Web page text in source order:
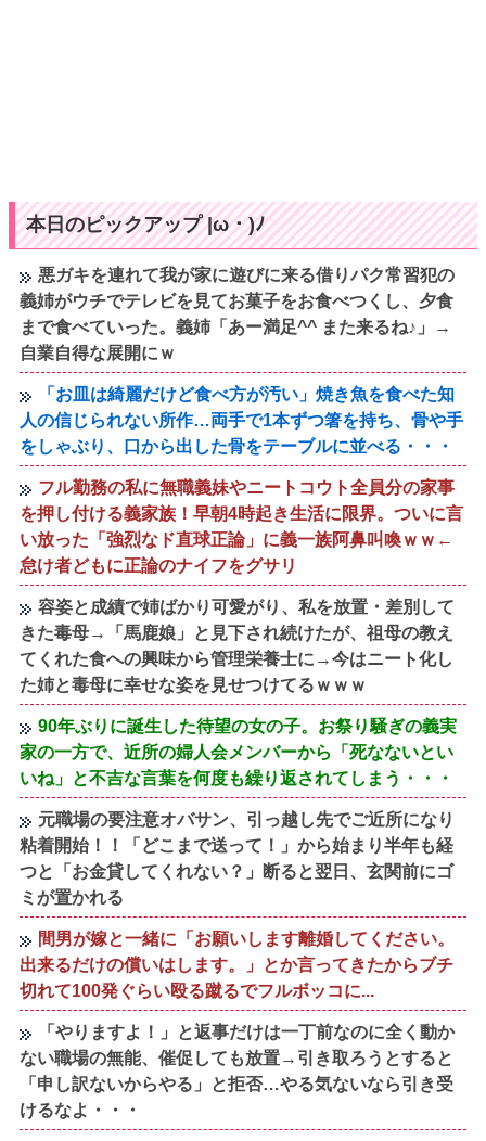
本日のピックアップ |ω・)ﾉ
悪ガキを連れて我が家に遊びに来る借りパク常習犯の
義姉がウチでテレビを見てお菓子をお食べつくし、夕食
まで食べていった。義姉「あー満足^^ また来るね♪」→
自業自得な展開にｗ
「お皿は綺麗だけど食べ方が汚い」焼き魚を食べた知
人の信じられない所作…両手で1本ずつ箸を持ち、骨や手
をしゃぶり、口から出した骨をテーブルに並べる・・・
フル勤務の私に無職義妹やニートコウト全員分の家事
を押し付ける義家族！早朝4時起き生活に限界。ついに言
い放った「強烈なド直球正論」に義一族阿鼻叫喚ｗｗ←
怠け者どもに正論のナイフをグサリ
容姿と成績で姉ばかり可愛がり、私を放置・差別して
きた毒母→「馬鹿娘」と見下され続けたが、祖母の教え
てくれた食への興味から管理栄養士に→今はニート化し
た姉と毒母に幸せな姿を見せつけてるｗｗｗ
90年ぶりに誕生した待望の女の子。お祭り騒ぎの義実
家の一方で、近所の婦人会メンバーから「死なないとい
いね」と不吉な言葉を何度も繰り返されてしまう・・・
元職場の要注意オバサン、引っ越し先でご近所になり
粘着開始！！「どこまで送って！」から始まり半年も経
つと「お金貸してくれない？」断ると翌日、玄関前にゴ
ミが置かれる
間男が嫁と一緒に「お願いします離婚してください。
出来るだけの償いはします。」とか言ってきたからブチ
切れて100発ぐらい殴る蹴るでフルボッコに...
「やりますよ！」と返事だけは一丁前なのに全く動か
ない職場の無能、催促しても放置→引き取ろうとすると
「申し訳ないからやる」と拒否…やる気ないなら引き受
けるなよ・・・